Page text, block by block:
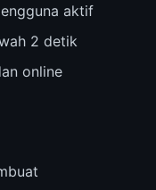
aktif
2 detik
online